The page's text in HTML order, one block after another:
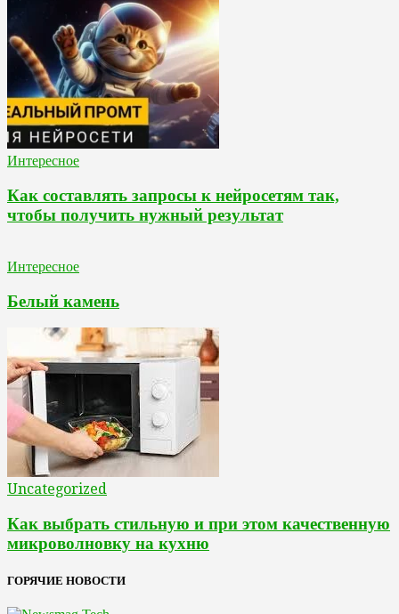
Интересное
Как составлять запросы к нейросетям так,
чтобы получить нужный результат
Интересное
Белый камень
Uncategorized
Как выбрать стильную и при этом качественную
микроволновку на кухню
ГОРЯЧИЕ НОВОСТИ